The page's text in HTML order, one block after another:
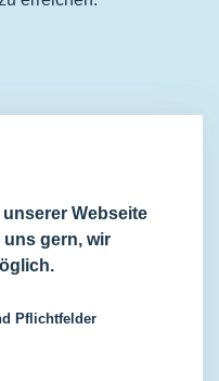
Webseite
gern, wir
Pflichtfelder